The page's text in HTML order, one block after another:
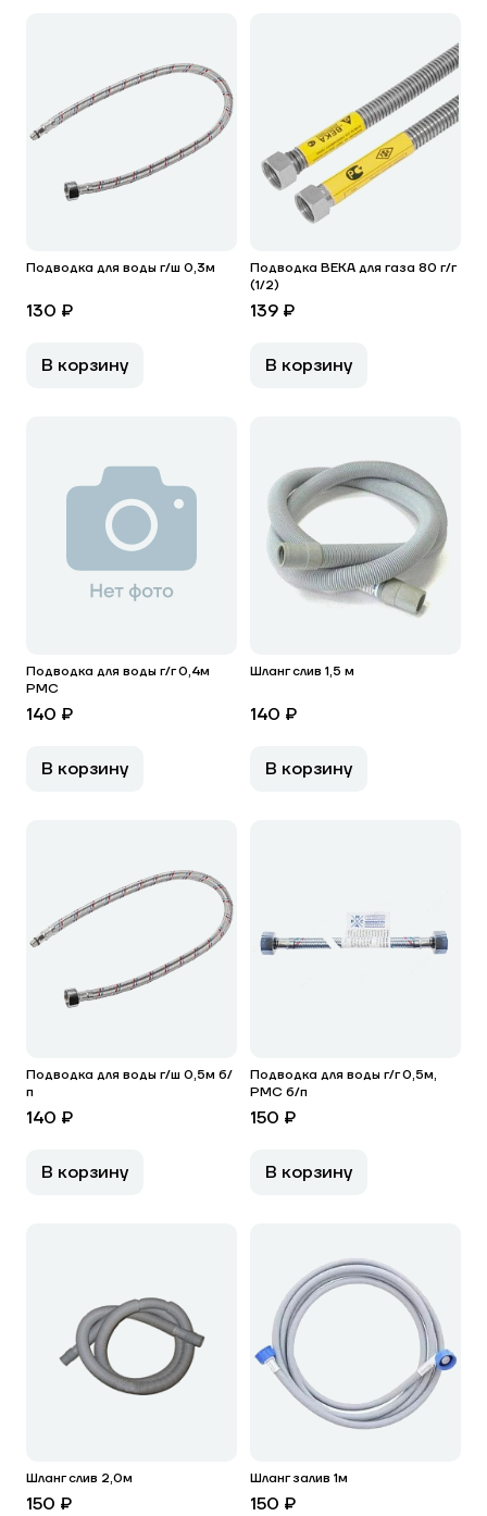
Подводка для воды г/ш 0,3м
130 ₽
В корзину
Подводка ВЕКА для газа 80 г/г
(1/2)
139 ₽
В корзину
Подводка для воды г/г 0,4м
РМС
140 ₽
В корзину
Шланг слив 1,5 м
140 ₽
В корзину
Подводка для воды г/ш 0,5м б/
п
140 ₽
В корзину
Подводка для воды г/г 0,5м,
РМС б/п
150 ₽
В корзину
Шланг слив 2,0м
150 ₽
Шланг залив 1м
150 ₽